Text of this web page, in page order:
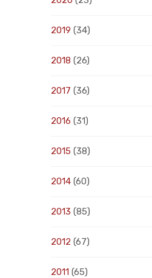
2019 (34)
2018 (26)
2017 (36)
2016 (31)
2015 (38)
2014 (60)
2013 (85)
2012 (67)
2011 (65)